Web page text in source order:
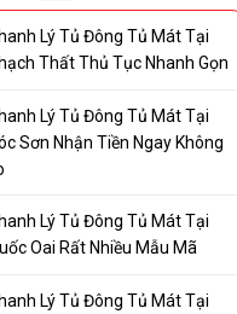
Lý Tủ Đông Tủ Mát Tại
Thất Thủ Tục Nhanh Gọn
Lý Tủ Đông Tủ Mát Tại
Sơn Nhận Tiền Ngay Không
Lý Tủ Đông Tủ Mát Tại
Oai Rất Nhiều Mẫu Mã
Lý Tủ Đông Tủ Mát Tại